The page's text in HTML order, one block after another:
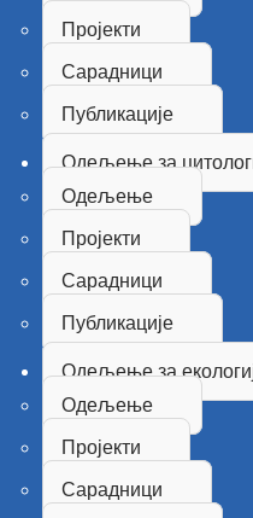
Пројекти
Сарадници
Публикације
Одељење за
Одељење
Пројекти
Сарадници
Публикације
Одељење за
Одељење
Пројекти
Сарадници